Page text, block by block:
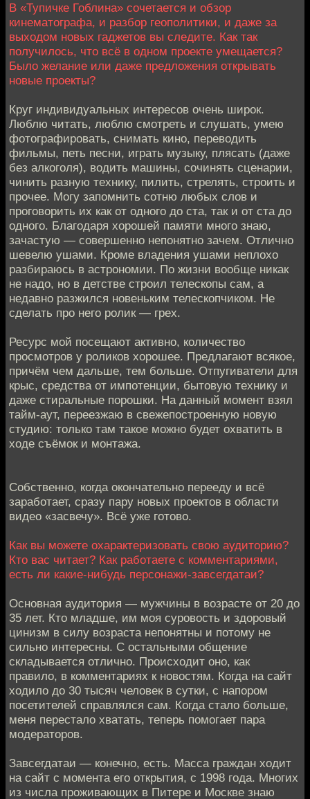
В «Тупичке Гоблина» сочетается и обзор
кинематографа, и разбор геополитики, и даже за
выходом новых гаджетов вы следите. Как так
получилось, что всё в одном проекте умещается?
Было желание или даже предложения открывать
новые проекты?
Круг индивидуальных интересов очень широк.
Люблю читать, люблю смотреть и слушать, умею
фотографировать, снимать кино, переводить
фильмы, петь песни, играть музыку, плясать (даже
без алкоголя), водить машины, сочинять сценарии,
чинить разную технику, пилить, стрелять, строить и
прочее. Могу запомнить сотню любых слов и
проговорить их как от одного до ста, так и от ста до
одного. Благодаря хорошей памяти много знаю,
зачастую — совершенно непонятно зачем. Отлично
шевелю ушами. Кроме владения ушами неплохо
разбираюсь в астрономии. По жизни вообще никак
не надо, но в детстве строил телескопы сам, а
недавно разжился новеньким телескопчиком. Не
сделать про него ролик — грех.
Ресурс мой посещают активно, количество
просмотров у роликов хорошее. Предлагают всякое,
причём чем дальше, тем больше. Отпугиватели для
крыс, средства от импотенции, бытовую технику и
даже стиральные порошки. На данный момент взял
тайм-аут, переезжаю в свежепостроенную новую
студию: только там такое можно будет охватить в
ходе съёмок и монтажа.
Собственно, когда окончательно перееду и всё
заработает, сразу пару новых проектов в области
видео «засвечу». Всё уже готово.
Как вы можете охарактеризовать свою аудиторию?
Кто вас читает? Как работаете с комментариями,
есть ли какие-нибудь персонажи-завсегдатаи?
Основная аудитория — мужчины в возрасте от 20 до
35 лет. Кто младше, им моя суровость и здоровый
цинизм в силу возраста непонятны и потому не
сильно интересны. С остальными общение
складывается отлично. Происходит оно, как
правило, в комментариях к новостям. Когда на сайт
ходило до 30 тысяч человек в сутки, с напором
посетителей справлялся сам. Когда стало больше,
меня перестало хватать, теперь помогает пара
модераторов.
Завсегдатаи — конечно, есть. Масса граждан ходит
на сайт с момента его открытия, с 1998 года. Многих
из числа проживающих в Питере и Москве знаю